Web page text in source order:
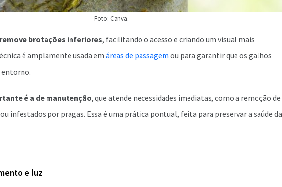
Foto: Canva.
remove brotações inferiores, facilitando o acesso e criando um visual mais
é amplamente usada emáreas de passagem ou para garantir que os galhos
entorno.
é a de manutenção, que atende necessidades imediatas, como a remoção de
infestados por pragas. Essa é uma prática pontual, feita para preservar a saúde da
e luz